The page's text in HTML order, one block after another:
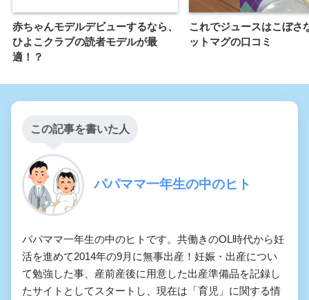
赤ちゃんモデルデビューするなら、
ひよこクラブの読者モデルが最
適！？
これでジュースはこぼさ
ットマグの口コミ
この記事を書いた人
パパママ一年生の中のヒト
パパママ一年生の中のヒトです。共働きのOL時代から妊
活を進めて2014年の9月に無事出産！妊娠・出産につい
て勉強した事、産前産後に用意した出産準備品を記録し
たサイトとしてスタートし、現在は「育児」に関する情